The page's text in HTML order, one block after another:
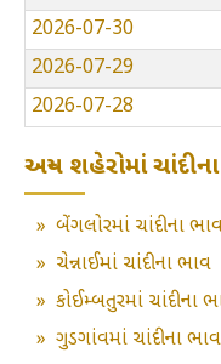
2026-07-30
2026-07-29
2026-07-28
અન્ય શહેરોમાં
» બેંગલોરમાં ચાંદીના
» ચેન્નાઈમાં ચાંદીના ભાવ
» કોઈમ્બતુરમાં ચાંદીના
» ગુડગાંવમાં ચાંદીના ભાવ